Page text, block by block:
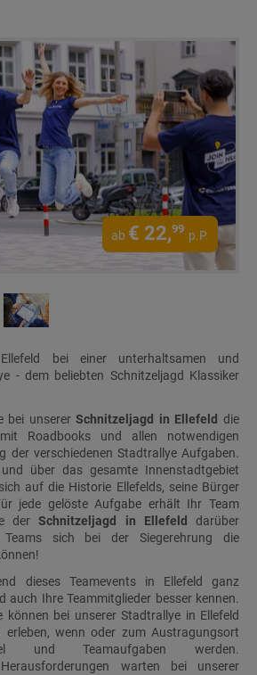
ab € 22,99 p.P.
bei einer unterhaltsamen und
- dem beliebten Schnitzeljagd Klassiker
bei unsererSchnitzeljagd in Ellefeld die
Roadbooks und allen notwendigen
der verschiedenen Stadtrallye Aufgaben.
über das gesamte Innenstadtgebiet
auf die Historie Ellefelds, seine Bürger
jede gelöste Aufgabe erhält Ihr Team
derSchnitzeljagd in Ellefeld
darüber
Teams sich bei der Siegerehrung die
dieses Teamevents in Ellefeld ganz
auch Ihre Teammitglieder besser kennen.
können bei unserer Stadtrallye in Ellefeld
erleben, wenn oder zum Austragungsort
und Teamaufgaben werden.
warten bei unserer